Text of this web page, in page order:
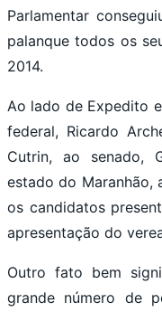
Parlamentar
palanque todos os
2014.
Ao lado de Expedito
federal, Ricardo
Cutrin, ao senado,
estado do Maranhão,
os candidatos
apresentação do
Outro fato bem
grande número de